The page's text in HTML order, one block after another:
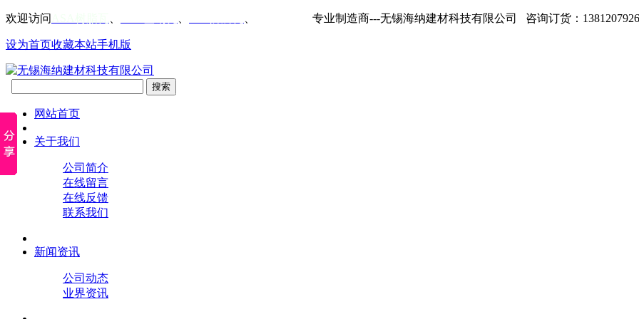
欢迎访问 专业制造商---无锡海纳建材科技有限公司 咨询订货：
设为首页收藏本站手机版
网站首页
关于我们
公司简介
在线留言
在线反馈
联系我们
新闻资讯
公司动态
业界资讯